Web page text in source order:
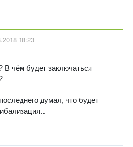
18:23
В чём будет заключаться
думал, что будет